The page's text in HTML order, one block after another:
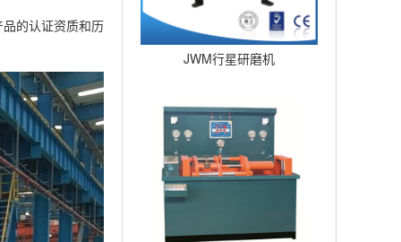
JWM行星研磨机
的认证资质和历